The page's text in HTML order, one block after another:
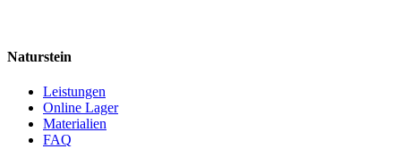
Naturstein
Leistungen
Online Lager
Materialien
FAQ